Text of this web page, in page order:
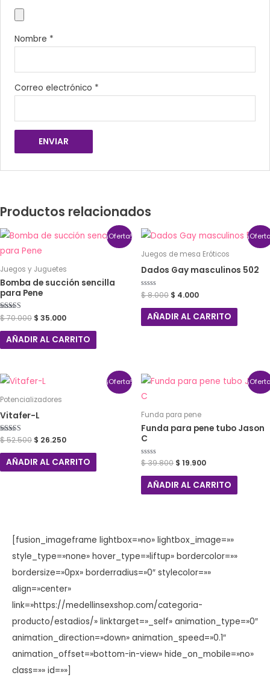
Nombre *
Correo electrónico *
Productos relacionados
¡Oferta!
Juegos y Juguetes
Bomba de succión sencilla
para Pene
Valorado con
5.00
de 5
$70.000 $ 35.000
AÑADIR AL CARRITO
Juegos de mesa Eróticos
Dados Gay masculinos 502
Valorado
con
0
$8.000 $ 4.000
AÑADIR AL CARRITO
¡Oferta!
Potencializadores
Vitafer-L
Valorado con
5.00
de 5
$52.500 $ 26.250
AÑADIR AL CARRITO
Funda para pene
Funda para pene tubo Jason
C
Valorado
con
0
$39.800 $ 19.900
AÑADIR AL CARRITO
[fusion_imageframe lightbox=»no» lightbox_image=»»
style_type=»none» hover_type=»liftup» bordercolor=»»
bordersize=»0px» borderradius=»0″ stylecolor=»»
align=»center»
link=»https://medellinsexshop.com/categoria-
producto/estadios/» linktarget=»_self» animation_type=»0″
animation_direction=»down» animation_speed=»0.1″
animation_offset=»bottom-in-view» hide_on_mobile=»no»
class=»» id=»»]